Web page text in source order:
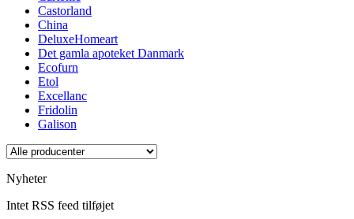
Castorland
China
DeluxeHomeart
Det gamla apoteket Danmark
Ecofurn
Etol
Excellanc
Fridolin
Galison
Nyheter
Intet RSS feed tilføjet